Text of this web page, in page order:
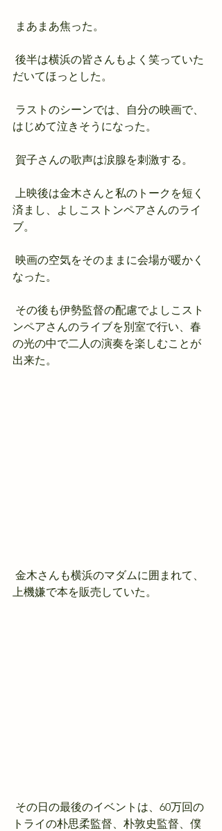
まあまあ焦った。
だいてほっとした。
はじめて泣きそうになった。
賀子さんの歌声は涙腺を刺激する。
済まし、よしこストンペアさんのライ
ブ。
なった。
ンペアさんのライブを別室で行い、春
の光の中で二人の演奏を楽しむことが
出来た。
上機嫌で本を販売していた。
トライの朴思柔監督、朴敦史監督、僕